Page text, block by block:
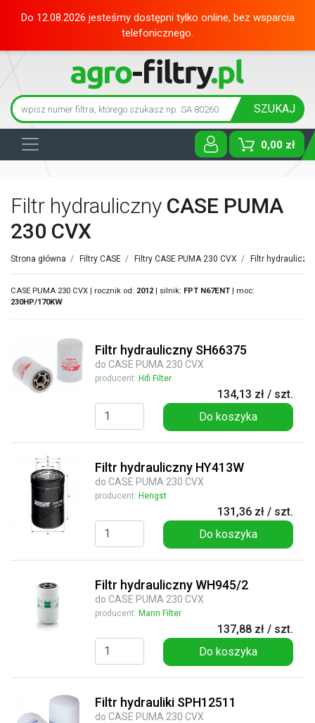
Do 12.08.2026 jesteśmy dostępni tylko online, bez wsparcia
telefonicznego.
SZUKAJ
0,00 zł
Toggle
Filtr hydrauliczny CASE PUMA
230 CVX
Strona główna / Filtry CASE / Filtry CASE PUMA 230 CVX / Filtr
CASE PUMA 230 CVX | rocznik od: 2012 | silnik: FPT N67ENT | moc:
230HP/170KW
Filtr hydrauliczny SH66375
do CASE PUMA 230 CVX
producent: Hifi Filter
134,13 zł / szt.
Do koszyka
Filtr hydrauliczny HY413W
do CASE PUMA 230 CVX
producent: Hengst
131,36 zł / szt.
Do koszyka
Filtr hydrauliczny WH945/2
do CASE PUMA 230 CVX
producent: Mann Filter
137,88 zł / szt.
Do koszyka
Filtr hydrauliki SPH12511
do CASE PUMA 230 CVX